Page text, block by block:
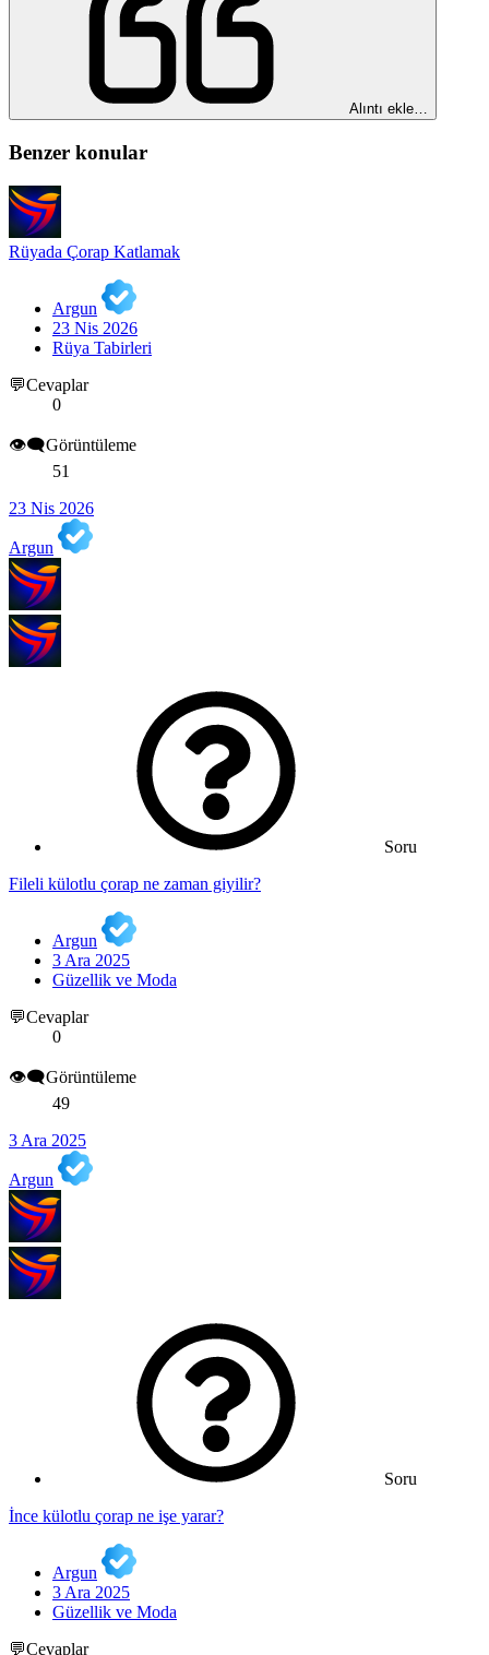
Alıntı ekle…
Benzer konular
Rüyada Çorap Katlamak
Argun
23 Nis 2026
Rüya Tabirleri
💬Cevaplar
0
👁️‍🗨️Görüntüleme
51
23 Nis 2026
Argun
Soru
Fileli külotlu çorap ne zaman giyilir?
Argun
3 Ara 2025
Güzellik ve Moda
💬Cevaplar
0
👁️‍🗨️Görüntüleme
49
3 Ara 2025
Argun
Soru
İnce külotlu çorap ne işe yarar?
Argun
3 Ara 2025
Güzellik ve Moda
💬Cevaplar